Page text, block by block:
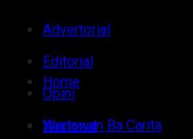
Advertorial
Editorial
Opini
Wartawan Ba Carita
Home
Nasional